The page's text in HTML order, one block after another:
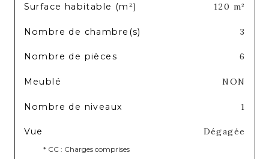
Surface habitable (m²) 120 m²
Nombre de chambre(s) 3
Nombre de pièces 6
Meublé NON
Nombre de niveaux 1
Vue Dégagée
* CC : Charges comprises